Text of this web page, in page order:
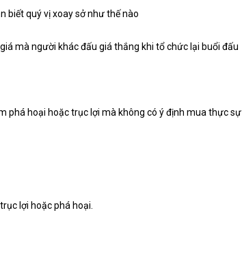
biết quý vị xoay sở như thế nào
mà người khác đấu giá thắng khi tổ chức lại buổi đấu
phá hoại hoặc trục lợi mà không có ý định mua thực sự
lợi hoặc phá hoại.